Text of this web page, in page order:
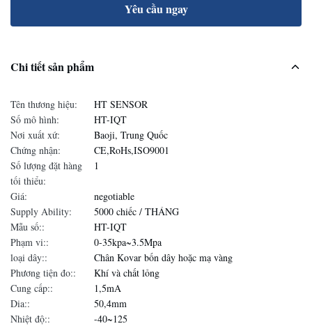
Yêu cầu ngay
Chi tiết sản phẩm
Tên thương hiệu:
HT SENSOR
Số mô hình:
HT-IQT
Nơi xuất xứ:
Baoji, Trung Quốc
Chứng nhận:
CE,RoHs,ISO9001
Số lượng đặt hàng
tối thiểu:
1
Giá:
negotiable
Supply Ability:
5000 chiếc / THÁNG
Mẫu số::
HT-IQT
Phạm vi::
0-35kpa~3.5Mpa
loại dây::
Chân Kovar bốn dây hoặc mạ vàng
Phương tiện đo::
Khí và chất lỏng
Cung cấp::
1,5mA
Dia::
50,4mm
Nhiệt độ::
-40~125